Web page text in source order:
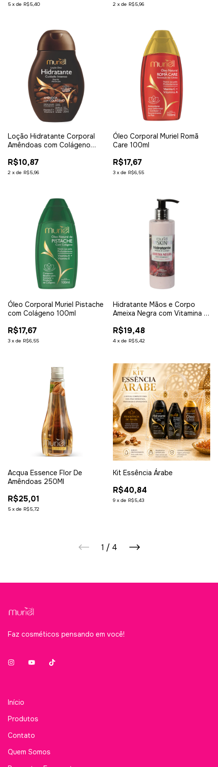
5 x de R$5,40 2 x de R$5,96
Loção Hidratante Corporal
Amêndoas com Colágeno
R$10,87
2 x de R$5,96
Óleo Corporal Muriel Romã
Care 100ml
R$17,67
3 x de R$6,55
Óleo Corporal Muriel Pistache
com Colágeno 100ml
R$17,67
3 x de R$6,55
Hidratante Mãos e Corpo
Ameixa Negra com Vitamina E
R$19,48
4 x de R$5,42
Acqua Essence Flor De
Amêndoas 250Ml
R$25,01
5 x de R$5,72
Kit Essência Árabe
R$40,84
9 x de R$5,43
1 / 4
Faz cosméticos pensando em você!
Início
Produtos
Contato
Quem Somos